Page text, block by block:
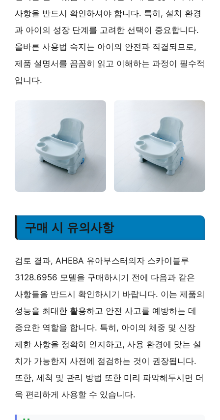
사항을 반드시 확인하셔야 합니다. 특히, 설치 환경
과 아이의 성장 단계를 고려한 선택이 중요합니다.
올바른 사용법 숙지는 아이의 안전과 직결되므로,
제품 설명서를 꼼꼼히 읽고 이해하는 과정이 필수적
입니다.
구매 시 유의사항
검토 결과, AHEBA 유아부스터의자 스카이블루
3128.6956 모델을 구매하시기 전에 다음과 같은
사항들을 반드시 확인하시기 바랍니다. 이는 제품의
성능을 최대한 활용하고 안전 사고를 예방하는 데
중요한 역할을 합니다. 특히, 아이의 체중 및 신장
제한 사항을 정확히 인지하고, 사용 환경에 맞는 설
치가 가능한지 사전에 점검하는 것이 권장됩니다.
또한, 세척 및 관리 방법 또한 미리 파악해두시면 더
욱 편리하게 사용할 수 있습니다.